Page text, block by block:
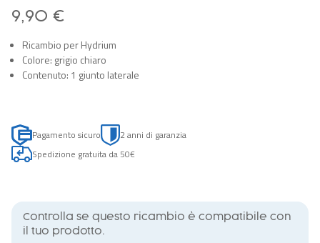
9,90 €
Ricambio per Hydrium
Colore: grigio chiaro
Contenuto: 1 giunto laterale
Pagamento sicuro
2 anni di garanzia
Spedizione gratuita da 50€
Controlla se questo ricambio è compatibile con
il tuo prodotto.